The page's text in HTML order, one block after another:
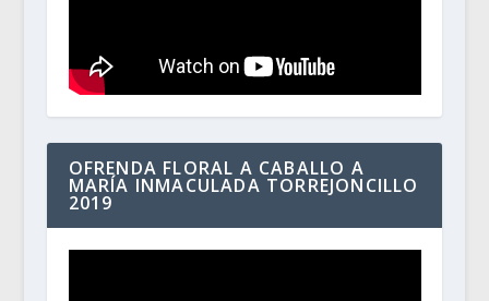
OFRENDA FLORAL A CABALLO A
MARÍA INMACULADA TORREJONCILLO
2019